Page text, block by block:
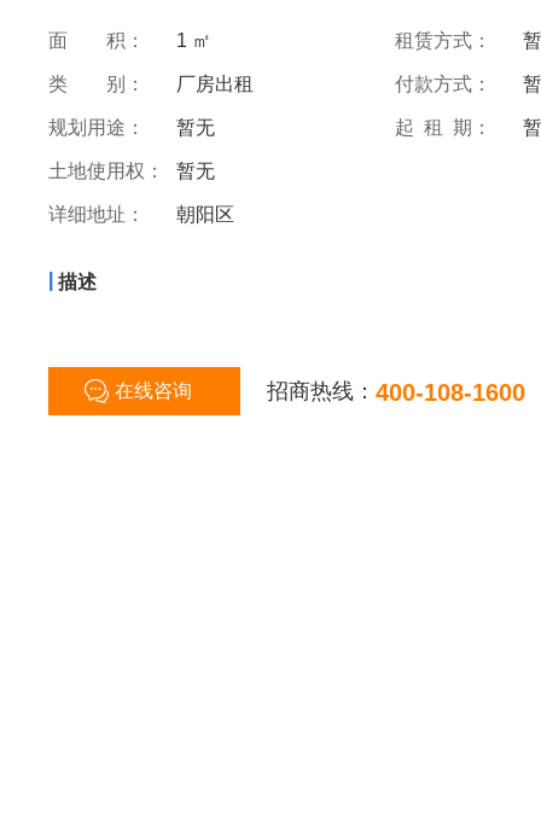
面 积： 1 ㎡ 租赁方式：
类 别： 厂房出租 付款方式：
规划用途： 暂无 起 租 期：
土地使用权： 暂无
详细地址： 朝阳区
描述
在线咨询 招商热线： 400-108-1600